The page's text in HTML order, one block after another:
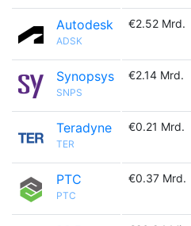
Autodesk
ADSK
€2.52 Mrd.
Synopsys
SNPS
€2.14 Mrd.
Teradyne
TER
€0.21 Mrd.
PTC
PTC
€0.37 Mrd.